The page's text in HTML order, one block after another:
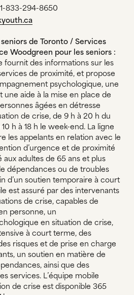
1-833-294-8650
seniors de Toronto / Services
Woodgreen pour les seniors :
fournit des informations sur les
de proximité, et propose
psychologique, une
une aide à la mise en place de
âgées en détresse
de crise, de 9 h à 20 h du
h à 18 h le week-end. La ligne
les appelants en relation avec le
d’urgence et de proximité
adultes de 65 ans et plus
dépendances ou de troubles
d’un soutien temporaire à court
est assuré par des intervenants
de crise, capables de
personne, un
en situation de crise,
à court terme, des
risques et de prise en charge
un soutien en matière de
ainsi que des
services. L’équipe mobile
de crise est disponible 365